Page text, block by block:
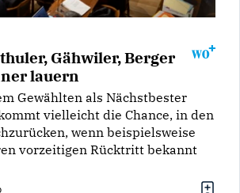
Gähwiler, Berger
lauern
Gewählten als Nächstbester
vielleicht die Chance, in den
wenn beispielsweise
vorzeitigen Rücktritt bekannt